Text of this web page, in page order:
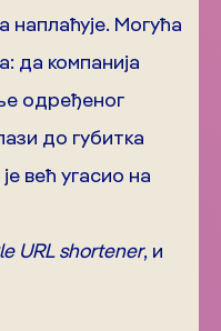
наплаћује. Могућа
да компанија
одређеног
до губитка
већ угасио на
URL shortener, и